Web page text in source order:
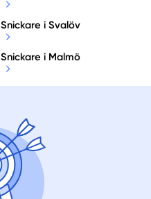
Snickare i Svalöv
Snickare i Malmö